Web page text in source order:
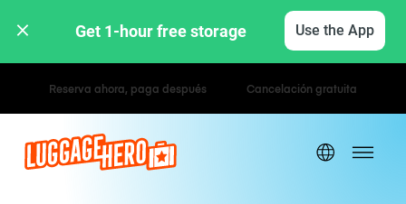
Get 1-hour free storage Use the App
Tarifas por hora / día